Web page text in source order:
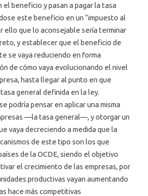
el beneficio y pasan a pagar la tasa
este beneficio en un “impuesto al
ello que lo aconsejable sería terminar
y establecer que el beneficio de
se vaya reduciendo en forma
de cómo vaya evolucionando el nivel
hasta llegar al punto en que
general definida en la ley.
podría pensar en aplicar una misma
—la tasa general—, y otorgar un
vaya decreciendo a medida que la
de este tipo son los que
de la OCDE, siendo el objetivo
el crecimiento de las empresas, por
productivas vayan aumentando
hace más competitivas